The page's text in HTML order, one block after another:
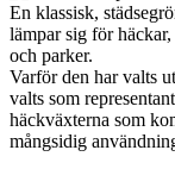
En klassisk,
lämpar sig för
och parker.
Varför den har valts
valts som
häckväxterna som
mångsidig